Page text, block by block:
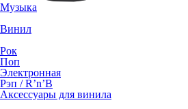
Музыка
Винил
Рок
Поп
Электронная
Рэп / R’n’B
Аксессуары для винила